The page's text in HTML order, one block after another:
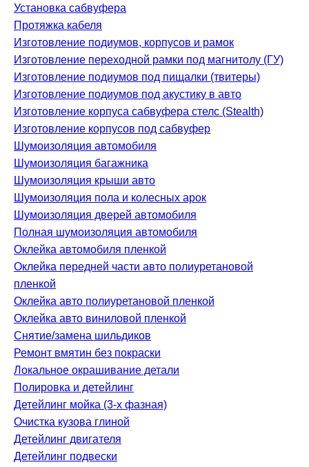
Установка сабвуфера
Протяжка кабеля
Изготовление подиумов, корпусов и рамок
Изготовление переходной рамки под магнитолу (ГУ)
Изготовление подиумов под пищалки (твитеры)
Изготовление подиумов под акустику в авто
Изготовление корпуса сабвуфера стелс (Stealth)
Изготовление корпусов под сабвуфер
Шумоизоляция автомобиля
Шумоизоляция багажника
Шумоизоляция крыши авто
Шумоизоляция пола и колесных арок
Шумоизоляция дверей автомобиля
Полная шумоизоляция автомобиля
Оклейка автомобиля пленкой
Оклейка передней части авто полиуретановой
пленкой
Оклейка авто полиуретановой пленкой
Оклейка авто виниловой пленкой
Снятие/замена шильдиков
Ремонт вмятин без покраски
Локальное окрашивание детали
Полировка и детейлинг
Детейлинг мойка (3-х фазная)
Очистка кузова глиной
Детейлинг двигателя
Детейлинг подвески